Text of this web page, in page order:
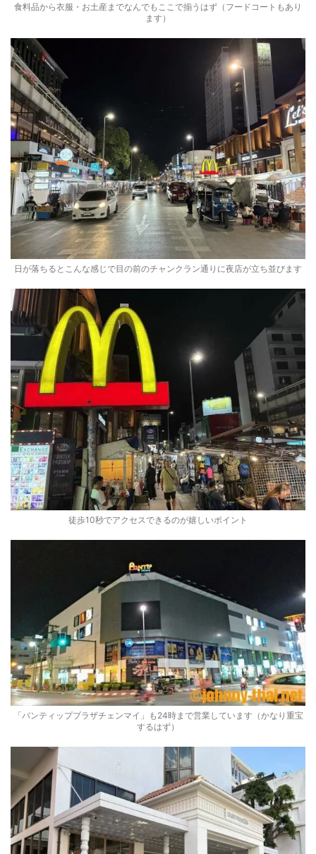
食料品から衣服・お土産までなんでもここで揃うはず（フードコートもあり
ます）
日が落ちるとこんな感じで目の前のチャンクラン通りに夜店が立ち並びます
徒歩10秒でアクセスできるのが嬉しいポイント
「バンティッププラザチェンマイ」も24時まで営業しています（かなり重宝
するはず）